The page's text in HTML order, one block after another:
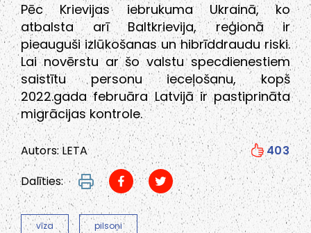
Pēc Krievijas iebrukuma Ukrainā, ko
atbalsta arī Baltkrievija, reģionā ir
pieauguši izlūkošanas un hibrīddraudu riski.
Lai novērstu ar šo valstu specdienestiem
saistītu personu ieceļošanu, kopš
2022.gada februāra Latvijā ir pastiprināta
migrācijas kontrole.
Autors: LETA
403
Dalīties:
vīza pilsoņi